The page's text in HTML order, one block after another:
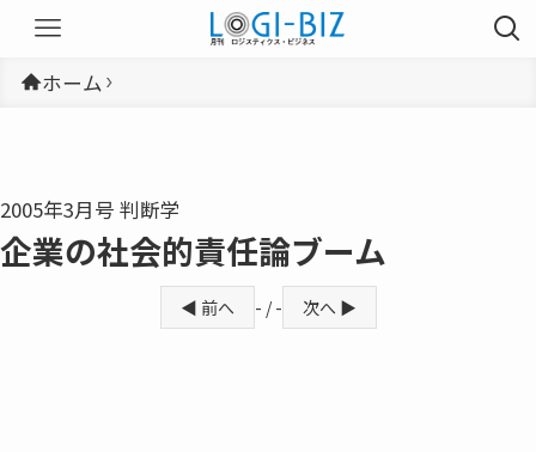
ホーム
2005年3月号 判断学
企業の社会的責任論ブーム
◀ 前へ - / - 次へ ▶